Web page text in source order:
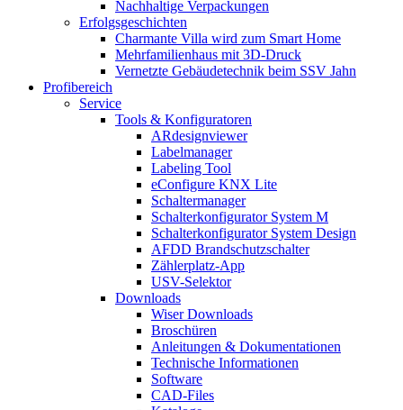
Nachhaltige Verpackungen
Erfolgsgeschichten
Charmante Villa wird zum Smart Home
Mehrfamilienhaus mit 3D-Druck
Vernetzte Gebäudetechnik beim SSV Jahn
Profibereich
Service
Tools & Konfiguratoren
ARdesignviewer
Labelmanager
Labeling Tool
eConfigure KNX Lite
Schaltermanager
Schalterkonfigurator System M
Schalterkonfigurator System Design
AFDD Brandschutzschalter
Zählerplatz-App
USV-Selektor
Downloads
Wiser Downloads
Broschüren
Anleitungen & Dokumentationen
Technische Informationen
Software
CAD-Files